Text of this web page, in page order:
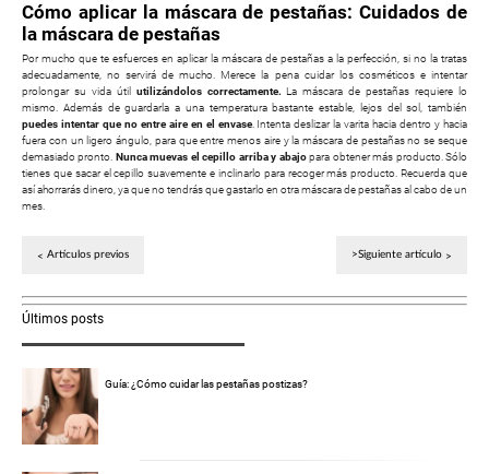
Cómo aplicar la máscara de pestañas: Cuidados de
la máscara de pestañas
Por mucho que te esfuerces en aplicar la máscara de pestañas a la perfección, si no la tratas
adecuadamente, no servirá de mucho. Merece la pena cuidar los cosméticos e intentar
prolongar su vida útil utilizándolos correctamente. La máscara de pestañas requiere lo
mismo. Además de guardarla a una temperatura bastante estable, lejos del sol, también
puedes intentar que no entre aire en el envase. Intenta deslizar la varita hacia dentro y hacia
fuera con un ligero ángulo, para que entre menos aire y la máscara de pestañas no se seque
demasiado pronto. Nunca muevas el cepillo arriba y abajopara obtener más producto. Sólo
tienes que sacar el cepillo suavemente e inclinarlo para recoger más producto. Recuerda que
así ahorrarás dinero, ya que no tendrás que gastarlo en otra máscara de pestañas al cabo de un
mes.
Artículos previos >Siguiente artículo
Últimos posts
Guía: ¿Cómo cuidar las pestañas postizas?